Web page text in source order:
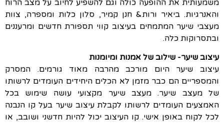
משמעותית את ההופעה כולה וגם להשפיע לחיוב על מצב הרוח
והאנרגיות. ביאיר ורות& חנן קמיר, סלון כלות ומספרה, צוות
מעצבי שיער המתמחים בעיצוב קווי תספורת חדשים ומרעננים
ובתסרוקות כלה.
עיצוב שיער- שילוב של אמנות ומיומנות
עיצוב שיער היום מורכב מהרבה מאוד גורמים. המסרק
והמספריים הם כבר מזמן לא הכלים היחידים העומדים לרשותו
של מעצב שיער. מעצב שיער מקצועי עושה שימוש בכל
האמצעים העומדים לרשותו לקבלת עיצוב שיער בעל קו הנבנה
לכל לקוח באופן אישי. קו העיצוב יכול להיות חדשני ושובב, או